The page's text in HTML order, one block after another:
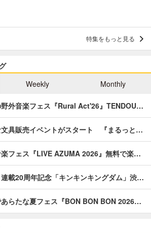
特集をもっと見る
Weekly Monthly
外音楽フェス『Rural Act'26』TENDOU…
文具販売イベントがスタート 『まるっと…
フェス『LIVE AZUMA 2026』無料で楽…
連載20周年記念「キンキンキングダム」渋…
らたな夏フェス『BON BON BON 2026…